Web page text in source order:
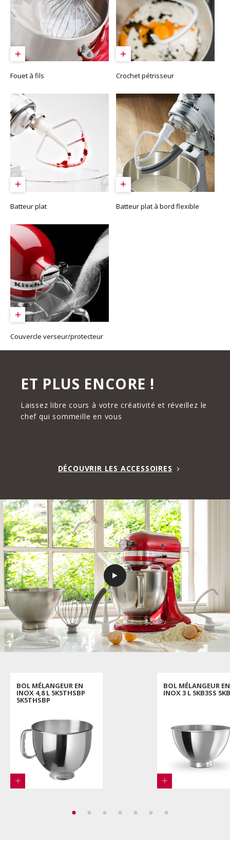
Fouet à fils Crochet pétrisseur
Batteur plat Batteur plat à bord flexible
Couvercle verseur/protecteur
ET PLUS ENCORE !
Laissez libre cours à votre créativité et réveillez le
chef qui sommeille en vous
DÉCOUVRIR LES ACCESSOIRES
BOL MÉLANGEUR EN
INOX 4,8 L 5K5THSBP
5K5THSBP
BOL MÉLANGEUR EN
INOX 3 L 5KB3SS